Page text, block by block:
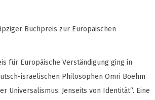
Buchpreis zur Europäischen
für Europäische Verständigung ging in
israelischen Philosophen Omri Boehm
Universalismus: Jenseits von Identität“. Eine